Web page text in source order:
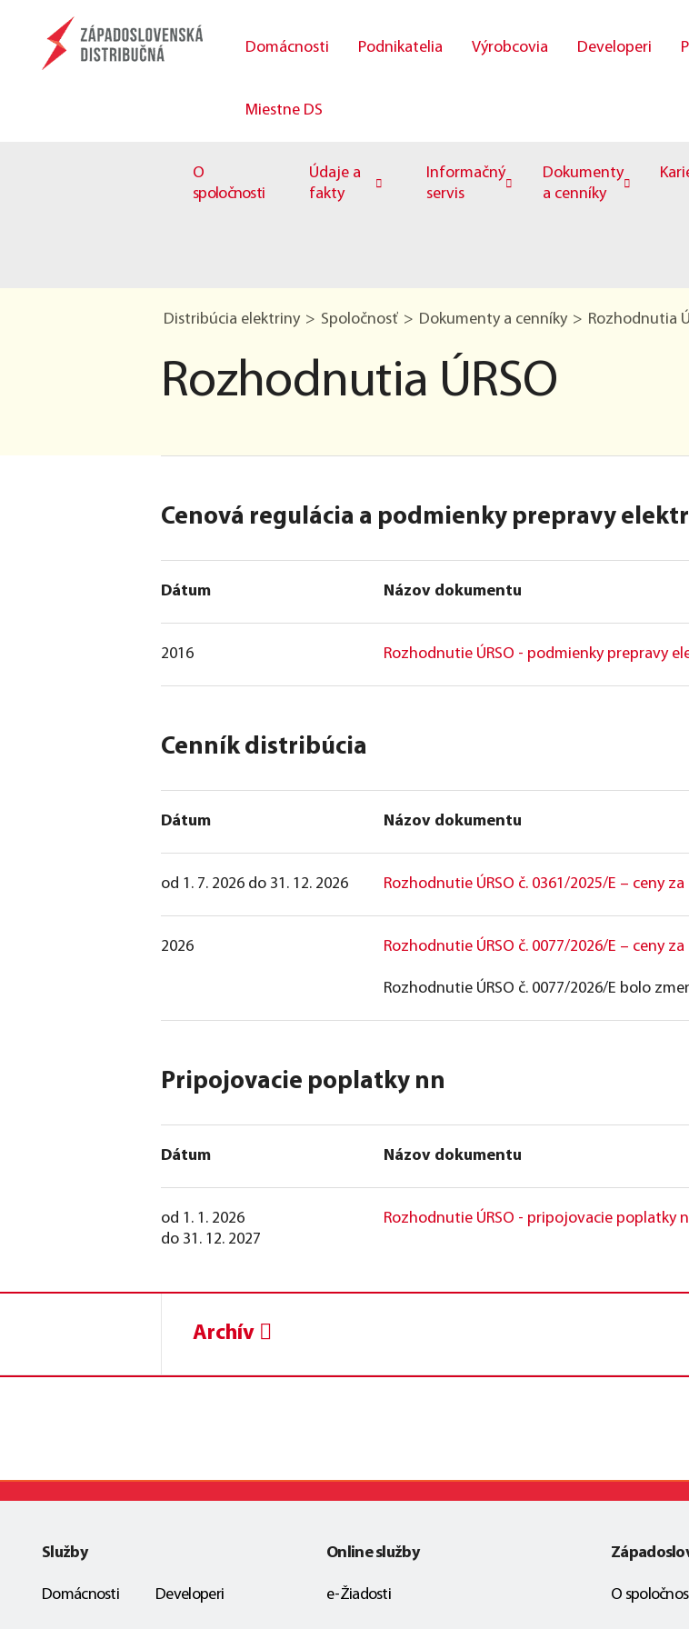
Domácnosti Podnikatelia Výrobcovia Developeri
Miestne DS
O
spoločnosti
Údaje a
fakty
Informačný
servis
Dokumenty
a cenníky
Distribúcia elektriny Spoločnosť Dokumenty a cenníky Rozhodnutia
Rozhodnutia ÚRSO
Cenová regulácia a podmienky prepravy
Dátum Názov dokumentu
2016 Rozhodnutie ÚRSO - podmienky prepravy
Cenník distribúcia
Dátum Názov dokumentu
od 1. 7. 2026 do 31. 12. 2026 Rozhodnutie ÚRSO č. 0361/2025/E – ceny
2026 Rozhodnutie ÚRSO č. 0077/2026/E – ceny
Rozhodnutie ÚRSO č. 0077/2026/E bolo
Pripojovacie poplatky nn
Dátum Názov dokumentu
od 1. 1. 2026
do 31. 12. 2027
Rozhodnutie ÚRSO - pripojovacie poplatky
Archív
Služby
Domácnosti Developeri
Online služby
e-Žiadosti O